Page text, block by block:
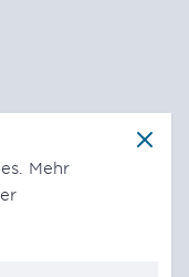
Mehr